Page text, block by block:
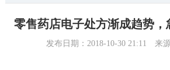
零售药店电子处方渐成趋势，
发布日期：2018-10-30 21:11 来